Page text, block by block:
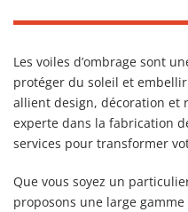
Les voiles d’ombrage sont
protéger du soleil et
allient design, décoration et
experte dans la fabrication
services pour transformer
Que vous soyez un
proposons une large